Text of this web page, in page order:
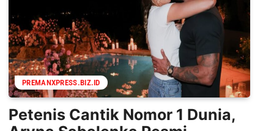
PREMANXPRESS.BIZ.ID
Petenis Cantik Nomor 1 Dunia,